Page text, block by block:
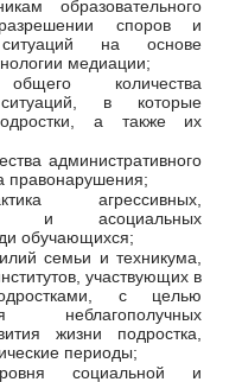
образовательного
споров и
на основе
медиации;
количества
в которые
а также их
административного
правонарушения;
агрессивных,
и асоциальных
обучающихся;
семьи и техникума,
участвующих в
с целью
неблагополучных
жизни подростка,
периоды;
социальной и